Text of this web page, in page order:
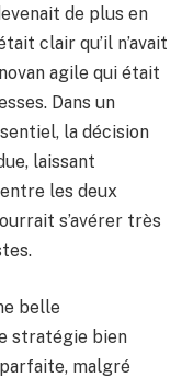
de plus en
clair qu’il n’avait
agile qui était
Dans un
la décision
laissant
les deux
s’avérer très
belle
stratégie bien
malgré